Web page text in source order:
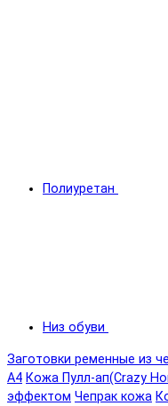
Полиуретан
Низ обуви
Заготовки ременные из
А4 Кожа Пулл-ап(Crazy
эффектом Чепрак кожа